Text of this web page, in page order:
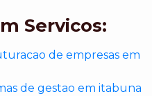
Servicos:
de empresas em
de gestao em itabuna